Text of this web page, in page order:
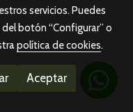
servicios. Puedes
botón “Configurar” o
política de cookies.
Aceptar